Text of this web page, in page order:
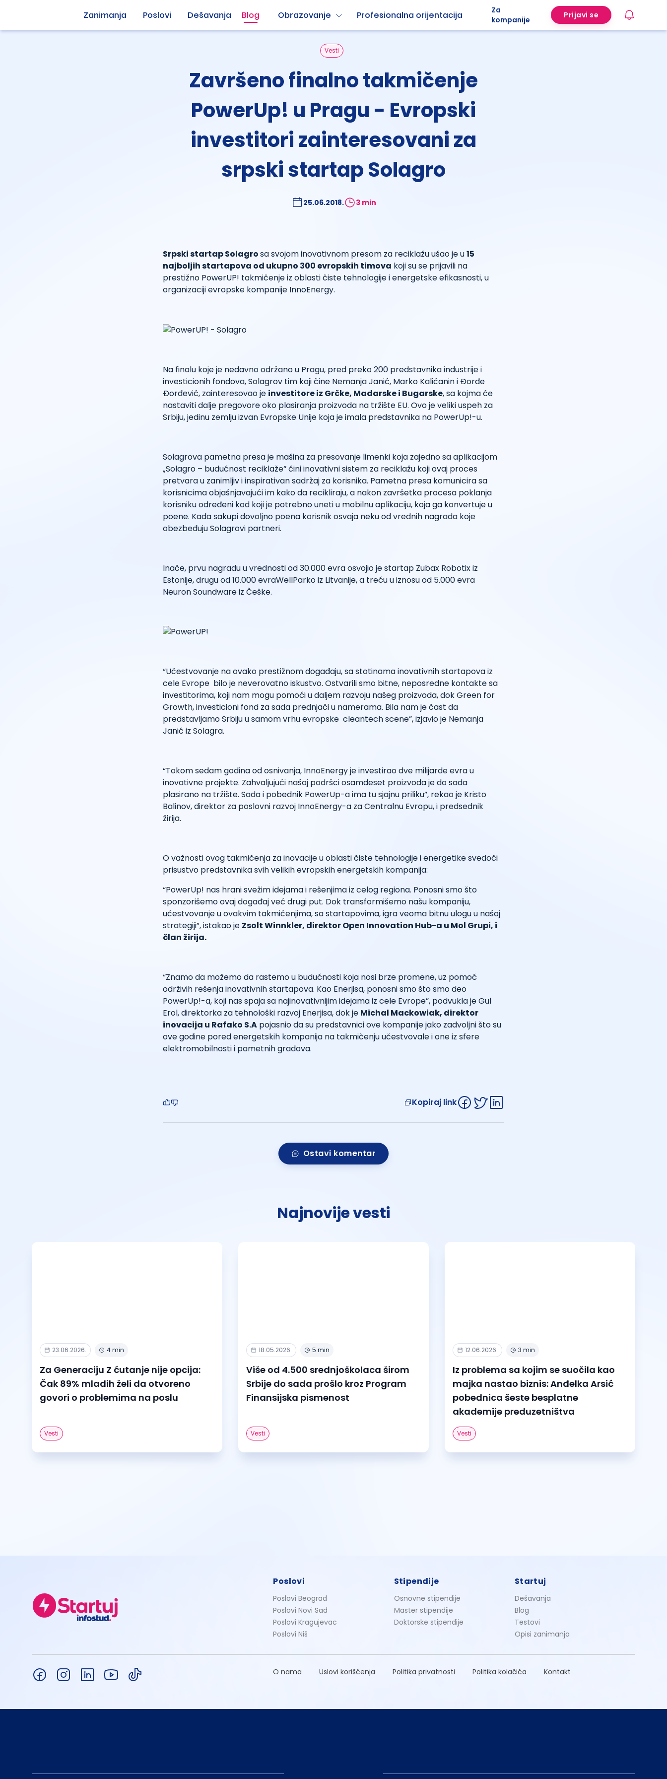
Zanimanja Poslovi Dešavanja Blog Obrazovanje Profesionalna orijentacija
Za
kompanije
Prijavi se
Vesti
Završeno finalno takmičenje
PowerUp! u Pragu - Evropski
investitori zainteresovani za
srpski startap Solagro
25.06.2018. 3 min
Srpski startap Solagrosa svojom inovativnom presom za reciklažu ušao je u15
najboljih startapova od ukupno 300 evropskih timova koji su se prijavili na
prestižno PowerUP! takmičenje iz oblasti čiste tehnologije i energetske efikasnosti, u
organizaciji evropske kompanije InnoEnergy.
Na finalu koje je nedavno održano u Pragu, pred preko 200 predstavnika industrije i
investicionih fondova, Solagrov tim koji čine Nemanja Janić, Marko Kaličanin i Đorđe
Đorđević, zainteresovao je investitore iz Grčke, Mađarske i Bugarske, sa kojma će
nastaviti dalje pregovore oko plasiranja proizvoda na tržište EU. Ovo je veliki uspeh za
Srbiju, jedinu zemlju izvan Evropske Unije koja je imala predstavnika na PowerUp!-u.
Solagrova pametna presa je mašina za presovanje limenki koja zajedno sa aplikacijom
„Solagro – budućnost reciklaže“ čini inovativni sistem za reciklažu koji ovaj proces
pretvara u zanimljiv i inspirativan sadržaj za korisnika. Pametna presa komunicira sa
korisnicima objašnjavajući im kako da recikliraju, a nakon završetka procesa poklanja
korisniku određeni kod koji je potrebno uneti u mobilnu aplikaciju, koja ga konvertuje u
poene. Kada sakupi dovoljno poena korisnik osvaja neku od vrednih nagrada koje
obezbeđuju Solagrovi partneri.
Inače, prvu nagradu u vrednosti od 30.000 evra osvojio je startap Zubax Robotix iz
Estonije, drugu od 10.000 evraWellParko iz Litvanije, a treću u iznosu od 5.000 evra
Neuron Soundware iz Češke.
“Učestvovanje na ovako prestižnom događaju, sa stotinama inovativnih startapova iz
cele Evrope bilo je neverovatno iskustvo. Ostvarili smo bitne, neposredne kontakte sa
investitorima, koji nam mogu pomoći u daljem razvoju našeg proizvoda, dok Green for
Growth, investicioni fond za sada prednjači u namerama. Bila nam je čast da
predstavljamo Srbiju u samom vrhu evropske cleantech scene”, izjavio je Nemanja
Janić iz Solagra.
“Tokom sedam godina od osnivanja, InnoEnergy je investirao dve milijarde evra u
inovativne projekte. Zahvaljujući našoj podršci osamdeset proizvoda je do sada
plasirano na tržište. Sada i pobednik PowerUp-a ima tu sjajnu priliku”, rekao je Kristo
Balinov, direktor za poslovni razvoj InnoEnergy-a za Centralnu Evropu, i predsednik
žirija.
O važnosti ovog takmičenja za inovacije u oblasti čiste tehnologije i energetike svedoči
prisustvo predstavnika svih velikih evropskih energetskih kompanija:
“PowerUp! nas hrani svežim idejama i rešenjima iz celog regiona. Ponosni smo što
sponzorišemo ovaj događaj već drugi put. Dok transformišemo našu kompaniju,
učestvovanje u ovakvim takmičenjima, sa startapovima, igra veoma bitnu ulogu u našoj
strategiji”, istakao je Zsolt Winnkler, direktor Open Innovation Hub-a u Mol Grupi, i
član žirija.
“Znamo da možemo da rastemo u budućnosti koja nosi brze promene, uz pomoć
održivih rešenja inovativnih startapova. Kao Enerjisa, ponosni smo što smo deo
PowerUp!-a, koji nas spaja sa najinovativnijim idejama iz cele Evrope”, podvukla je Gul
Erol, direktorka za tehnološki razvoj Enerjisa, dok je Michal Mackowiak, direktor
inovacija u Rafako S.A pojasnio da su predstavnici ove kompanije jako zadvoljni što su
ove godine pored energetskih kompanija na takmičenju učestvovale i one iz sfere
elektromobilnosti i pametnih gradova.
Kopiraj link
Ostavi komentar
Najnovije vesti
23.06.2026. 4 min
Za Generaciju Z ćutanje nije opcija:
Čak 89% mladih želi da otvoreno
govori o problemima na poslu
Vesti
18.05.2026. 5 min
Više od 4.500 srednjoškolaca širom
Srbije do sada prošlo kroz Program
Finansijska pismenost
Vesti
12.06.2026. 3 min
Iz problema sa kojim se suočila kao
majka nastao biznis: Anđelka Arsić
pobednica šeste besplatne
akademije preduzetništva
Vesti
Poslovi
Poslovi Beograd
Poslovi Novi Sad
Poslovi Kragujevac
Poslovi Niš
Stipendije
Osnovne stipendije
Master stipendije
Doktorske stipendije
Startuj
Dešavanja
Blog
Testovi
Opisi zanimanja
O nama Uslovi korišćenja Politika privatnosti Politika kolačića Kontakt